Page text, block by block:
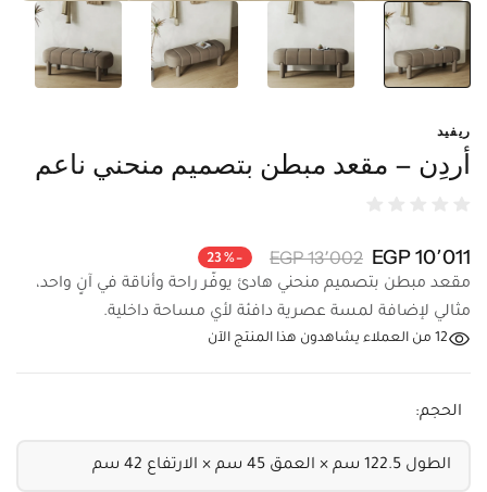
ريفيد
أردِن – مقعد مبطن بتصميم منحني ناعم
10٬011 EGP 13٬002 EGP -23%
مقعد مبطن بتصميم منحني هادئ يوفّر راحة وأناقة في آنٍ واحد،
مثالي لإضافة لمسة عصرية دافئة لأي مساحة داخلية.
12 من العملاء يشاهدون هذا المنتج الآن
الحجم: